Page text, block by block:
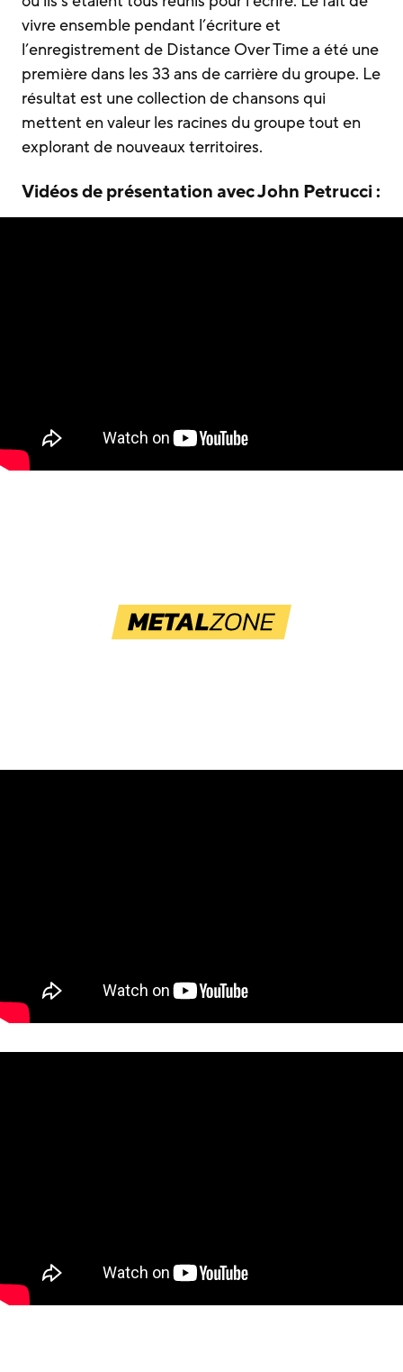
vivre ensemble pendant l’écriture et
l’enregistrement de Distance Over Time a été une
première dans les 33 ans de carrière du groupe. Le
résultat est une collection de chansons qui
mettent en valeur les racines du groupe tout en
explorant de nouveaux territoires.
Vidéos de présentation avec John Petrucci :